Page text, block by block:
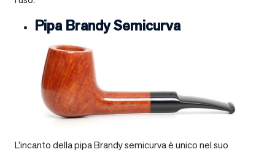
Pipa Brandy Semicurva
L’incanto della pipa Brandy semicurva è unico nel suo